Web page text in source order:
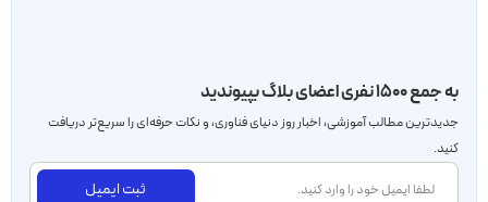
به جمع ۱۵۰۰ نفری اعضای بلاگ بپیوندید
جدید‌ترین مطالب آموزشی، اخبار روز دنیای فناوری، و نکات حرفه‌ای را سریع‌تر دریافت
کنید.
ثبت ایمیل